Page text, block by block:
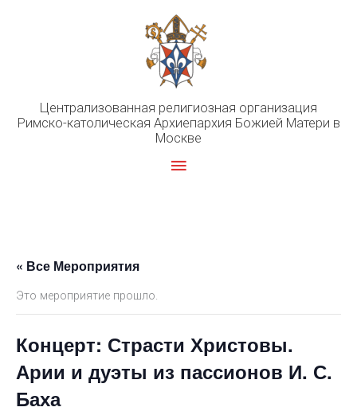
Централизованная религиозная организация
Римско-католическая Архиепархия Божией Матери в
Москве
Главное
« Все Мероприятия
Это мероприятие прошло.
Концерт: Страсти Христовы.
Арии и дуэты из пассионов И. С.
Баха